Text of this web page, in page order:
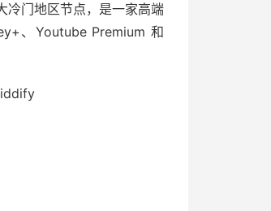
冷门地区节点，是一家高端
、Youtube Premium 和